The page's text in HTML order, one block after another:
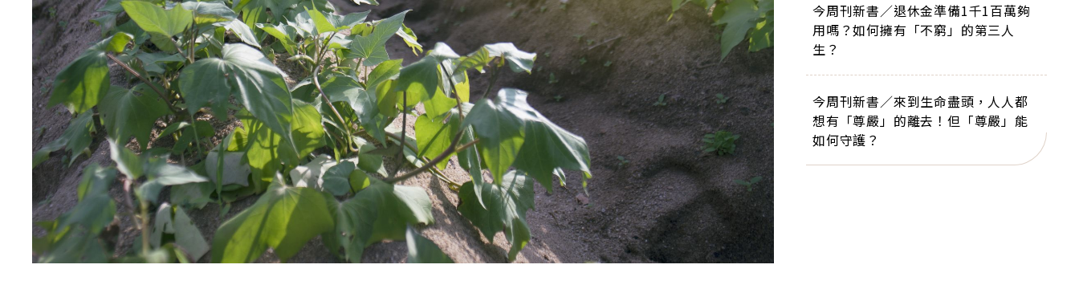
今周刊新書／退休金準備1千1百萬夠
用嗎？如何擁有「不窮」的第三人
生？
今周刊新書／來到生命盡頭，人人都
想有「尊嚴」的離去！但「尊嚴」能
如何守護？